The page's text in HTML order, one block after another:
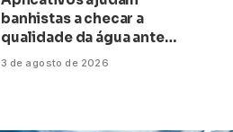
banhistas a checar a
qualidade da água antes
de ir à praia
3 de agosto de 2026